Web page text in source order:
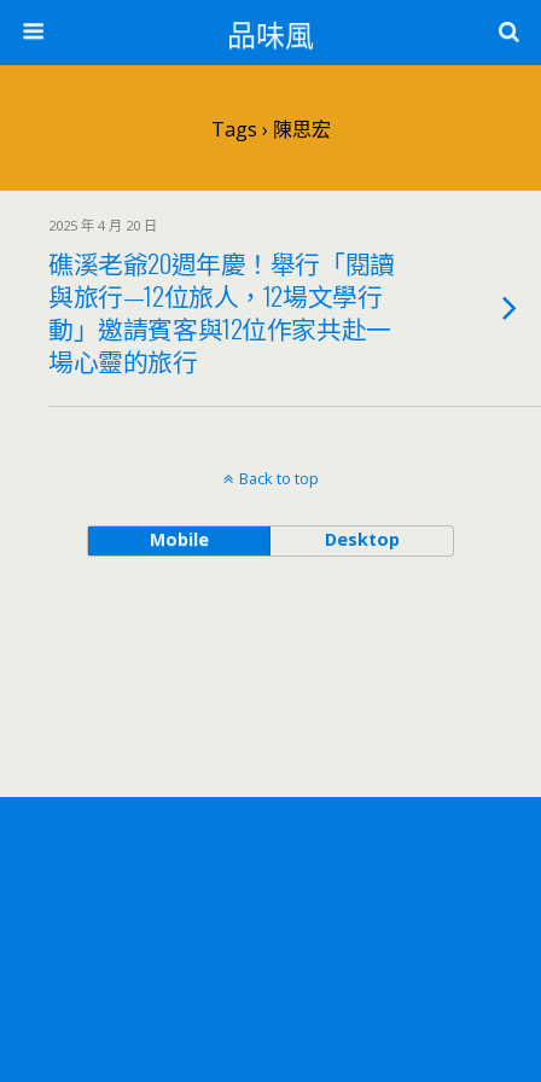
品味風
Tags › 陳思宏
2025 年 4 月 20 日
礁溪老爺20週年慶！舉行「閱讀
與旅行—12位旅人，12場文學行
動」邀請賓客與12位作家共赴一
場心靈的旅行
Back to top
Mobile Desktop